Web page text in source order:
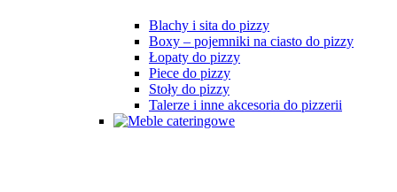
Blachy i sita do pizzy
Boxy – pojemniki na ciasto do pizzy
Łopaty do pizzy
Piece do pizzy
Stoły do pizzy
Talerze i inne akcesoria do pizzerii